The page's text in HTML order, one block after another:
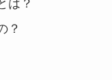
は？
？